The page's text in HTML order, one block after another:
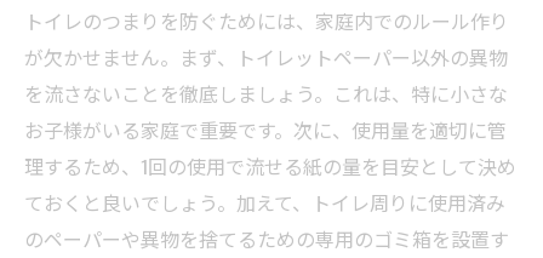
トイレのつまりを防ぐためには、家庭内でのルール作り
が欠かせません。まず、トイレットペーパー以外の異物
を流さないことを徹底しましょう。これは、特に小さな
お子様がいる家庭で重要です。次に、使用量を適切に管
理するため、1回の使用で流せる紙の量を目安として決め
ておくと良いでしょう。加えて、トイレ周りに使用済み
のペーパーや異物を捨てるための専用のゴミ箱を設置す